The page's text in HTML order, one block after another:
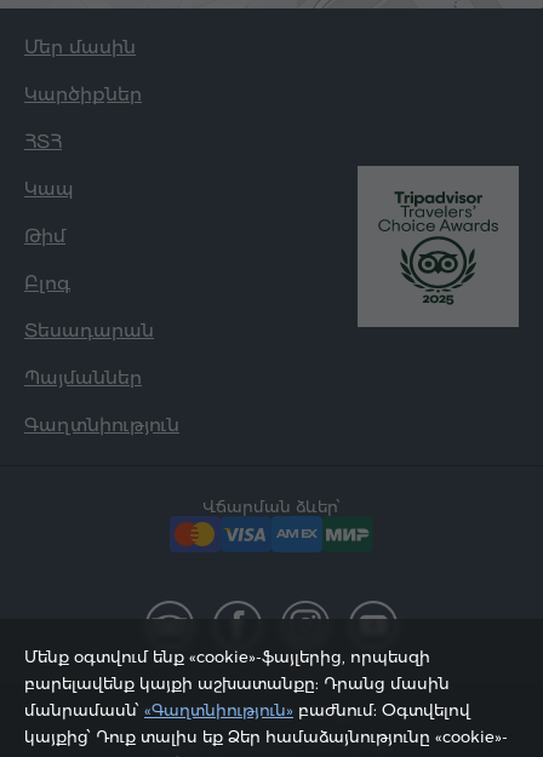
Մեր մասին
Կարծիքներ
ՀՏՀ
Կապ
Թիմ
Բլոգ
Տեսադարան
Պայմաններ
Գաղտնիություն
Վճարման ձևեր՝
2002 - 2026, © «Հյուր Սերվիս» ՍՊԸ;
Էջը թարմացվել է 10.08.2026
Մենք օգտվում ենք «cookie»-ֆայլերից, որպեսզի
բարելավենք կայքի աշխատանքը: Դրանց մասին
մանրամասն՝ «Գաղտնիություն» բաժնում: Օգտվելով
կայքից՝ Դուք տալիս եք Ձեր համաձայնությունը «cookie»-